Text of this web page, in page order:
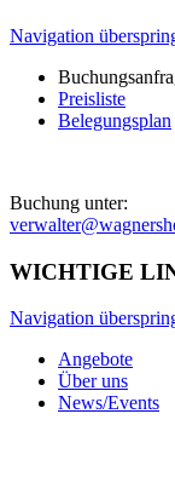
Navigation
Preisliste
Belegungsplan
Buchung unter:
WICHTIGE
Navigation
Angebote
Über uns
News/Events